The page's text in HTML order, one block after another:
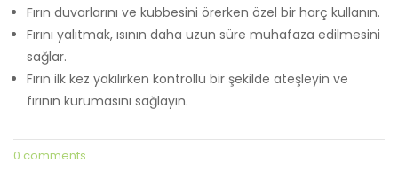
Fırın duvarlarını ve kubbesini örerken özel bir harç kullanın.
Fırını yalıtmak, ısının daha uzun süre muhafaza edilmesini
sağlar.
Fırın ilk kez yakılırken kontrollü bir şekilde ateşleyin ve
fırının kurumasını sağlayın.
0 comments